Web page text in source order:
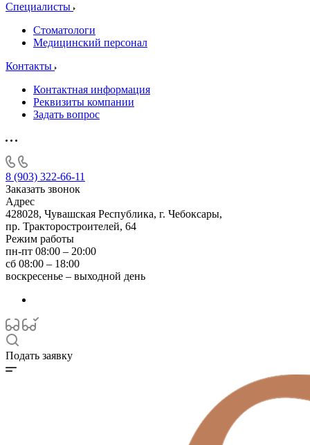
Специалисты
Стоматологи
Медицинский персонал
Контакты
Контактная информация
Реквизиты компании
Задать вопрос
8 (903) 322-66-11
Заказать звонок
Адрес
428028, Чувашская Республика, г. Чебоксары,
пр. Тракторостроителей, 64
Режим работы
пн-пт 08:00 – 20:00
сб 08:00 – 18:00
воскресенье – выходной день
Подать заявку